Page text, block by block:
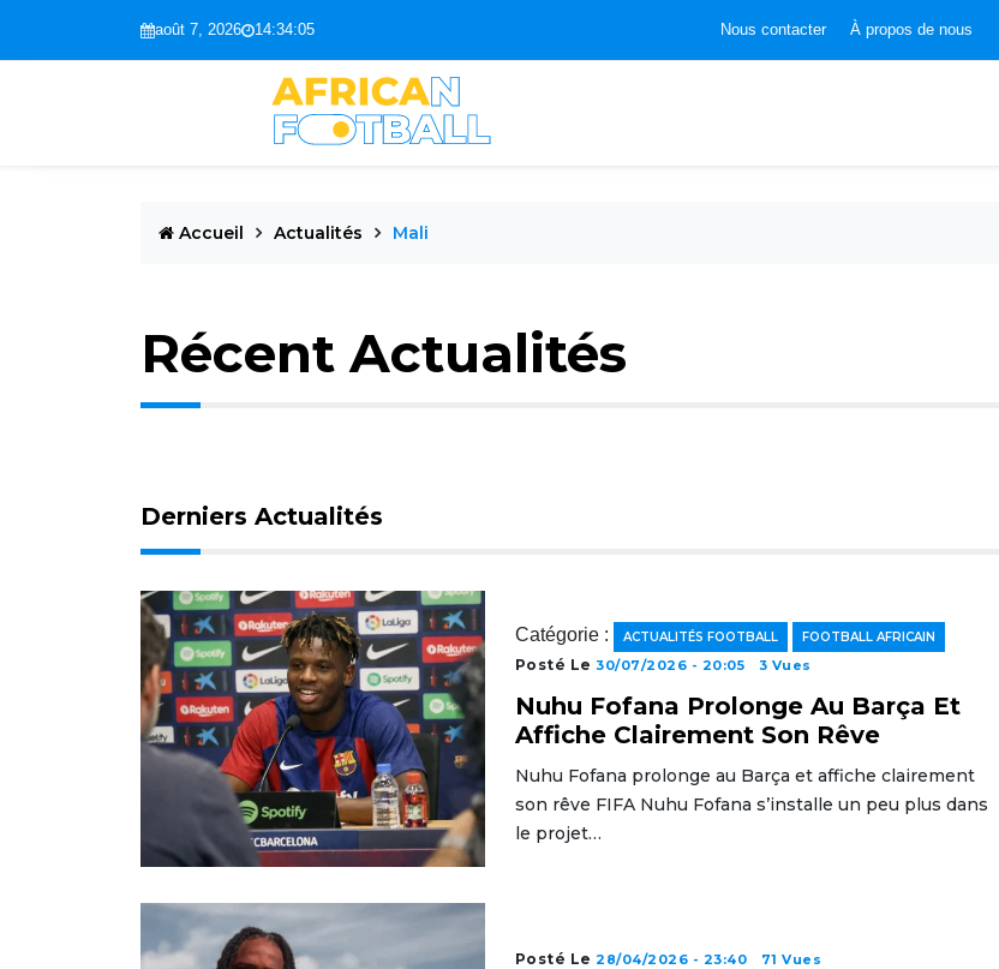
août 7, 2026 14:34:06 Nous contacter À propos de nous
Accueil Actualités Mali
Récent Actualités
Derniers Actualités
Catégorie : ACTUALITÉS FOOTBALL FOOTBALL AFRICAIN
Posté Le30/07/2026 - 20:05 3 Vues
Nuhu Fofana Prolonge Au Barça Et
Affiche Clairement Son Rêve
Nuhu Fofana prolonge au Barça et affiche clairement
son rêve FIFA Nuhu Fofana s’installe un peu plus dans
le projet…
Posté Le28/04/2026 - 23:40 71 Vues